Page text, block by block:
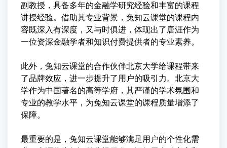
副教授，具备多年的金融学研究经验和丰富的课程
讲授经验。借助其专业背景，兔知云课堂的课程内
容既深入有深度，又与时俱进，体现出了唐涯作为
一位资深金融学者和知识付费提供者的专业素养。
此外，兔知云课堂的合作伙伴北京大学给课程带来
了品牌效应，进一步提升了用户的吸引力。北京大
学作为中国著名的高等学府，其严谨的学术氛围和
专业的教学水平，为兔知云课堂的课程质量增添了
保障。
最重要的是，兔知云课堂能够满足用户的个性化需